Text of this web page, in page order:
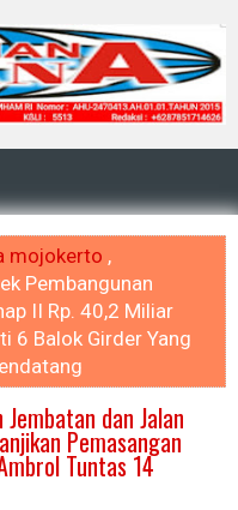
mojokerto ,
Pembangunan
II Rp. 40,2 Miliar
6 Balok Girder Yang
dan Jalan
Pemasangan
Tuntas 14